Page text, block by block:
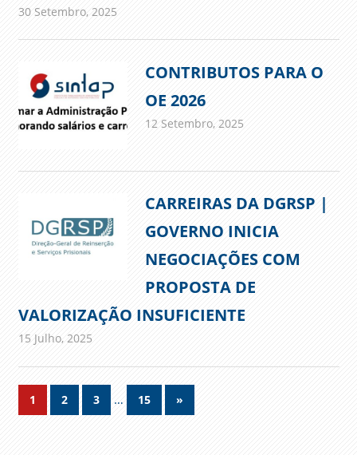
30 Setembro, 2025
CONTRIBUTOS PARA O
OE 2026
12 Setembro, 2025
CARREIRAS DA DGRSP |
GOVERNO INICIA
NEGOCIAÇÕES COM
PROPOSTA DE
VALORIZAÇÃO INSUFICIENTE
15 Julho, 2025
Navegação
1 2 3 … 15
Next
Posts
»